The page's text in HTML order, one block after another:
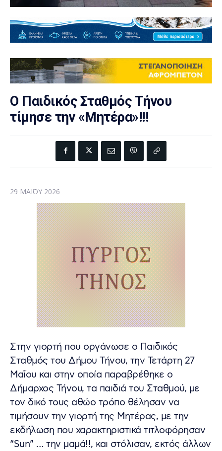
Ο Παιδικός Σταθμός Τήνου
τίμησε την «Μητέρα»!!!
29 ΜΑΪ́ΟΥ 2026
Στην γιορτή που οργάνωσε ο Παιδικός
Σταθμός του Δήμου Τήνου, την Τετάρτη 27
Μαΐου και στην οποία παραβρέθηκε ο
Δήμαρχος Τήνου, τα παιδιά του Σταθμού, με
τον δικό τους αθώο τρόπο θέλησαν να
τιμήσουν την γιορτή της Μητέρας, με την
εκδήλωση που χαρακτηριστικά τιτλοφόρησαν
“Sun” … την μαμά!!, και στόλισαν, εκτός άλλων